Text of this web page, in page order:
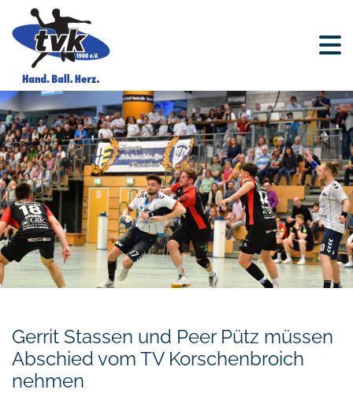
Gerrit Stassen und Peer Pütz müssen
Abschied vom TV Korschenbroich
nehmen